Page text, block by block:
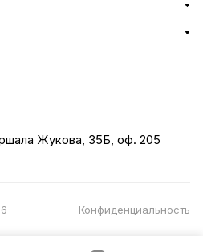
Жукова, 35Б, оф. 205
Конфиденциальность